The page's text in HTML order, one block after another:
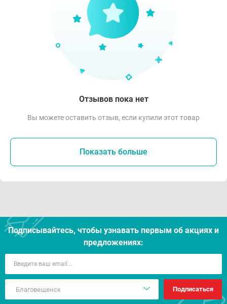
Отзывов пока нет
Вы можете оставить отзыв, если купили этот товар
Показать больше
Подписывайтесь, чтобы узнавать первым об акцияx и
предложениях:
Подписаться